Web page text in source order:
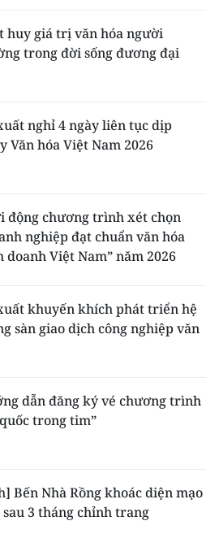
huy giá trị văn hóa người
trong đời sống đương đại
nghỉ 4 ngày liên tục dịp
Văn hóa Việt Nam 2026
động chương trình xét chọn
nghiệp đạt chuẩn văn hóa
doanh Việt Nam” năm 2026
khuyến khích phát triển hệ
sàn giao dịch công nghiệp văn
dẫn đăng ký vé chương trình
quốc trong tim”
Bến Nhà Rồng khoác diện mạo
3 tháng chỉnh trang